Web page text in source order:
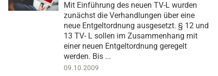
Mit Einführung des neuen TV-L wurden
zunächst die Verhandlungen über eine
neue Entgeltordnung ausgesetzt. § 12 und
13 TV- L sollen im Zusammenhang mit
einer neuen Entgeltordnung geregelt
werden. Bis ...
09.10.2009